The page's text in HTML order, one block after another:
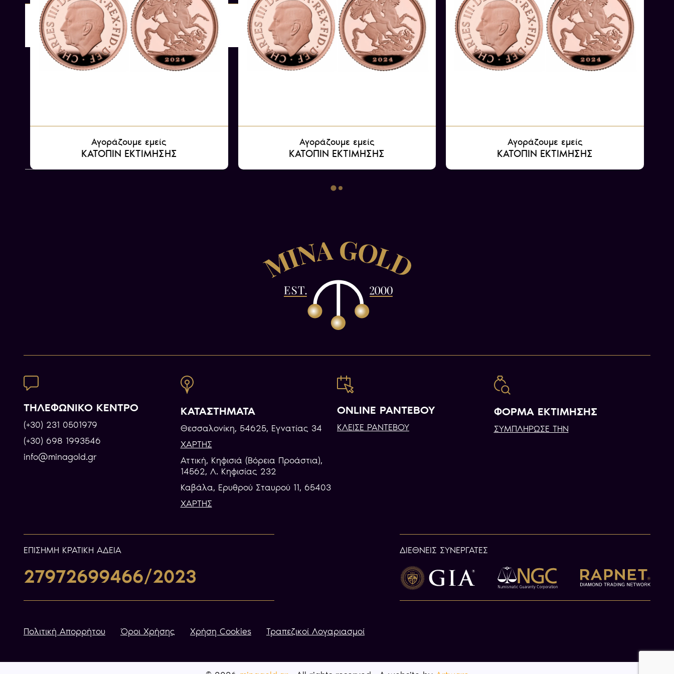
Ο Γεώργιος Ε’ πέθανε το 1936 και διαδέχθηκε ο γιος του Εδουάρδος Η’.
Αγοράζουμε εμείς
ΚΑΤΟΠΙΝ ΕΚΤΙΜΗΣΗΣ
Αγοράζουμε εμείς
ΚΑΤΟΠΙΝ ΕΚΤΙΜΗΣΗΣ
Αγοράζουμε εμείς
ΚΑΤΟΠΙΝ ΕΚΤΙΜΗΣΗΣ
Αγοράζουμε εμείς
ΚΑΤΟΠΙΝ ΕΚΤΙΜΗΣΗΣ
Αγοράζουμε εμείς
ΚΑΤΟΠΙΝ ΕΚΤΙΜΗΣΗΣ
ΤΗΛΕΦΩΝΙΚΟ ΚΕΝΤΡΟ
(+30) 231 0501979
(+30) 698 1993546
info@minagold.gr
ΚΑΤΑΣΤΗΜΑΤΑ
Θεσσαλονίκη, 54625, Εγνατίας 34
ΧΑΡΤΗΣ
Αττική, Κηφισιά (Βόρεια Προάστια),
14562, Λ. Κηφισίας 232
Καβάλα, Eρυθρού Σταυρού 11, 65403
ΧΑΡΤΗΣ
ONLINE ΡΑΝΤΕΒΟΥ
ΚΛΕΙΣΕ ΡΑΝΤΕΒΟΥ
ΦΟΡΜΑ ΕΚΤΙΜΗΣΗΣ
ΣΥΜΠΛΗΡΩΣΕ ΤΗΝ
ΕΠIΣΗΜΗ ΚΡΑΤΙΚΗ ΑΔΕΙΑ
27972699466/2023
ΔΙΕΘΝΕΙΣ ΣΥΝΕΡΓΑΤΕΣ
Πολιτική Απορρήτου Όροι Χρήσης Χρήση Cookies Τραπεζικοί Λογαριασμοί